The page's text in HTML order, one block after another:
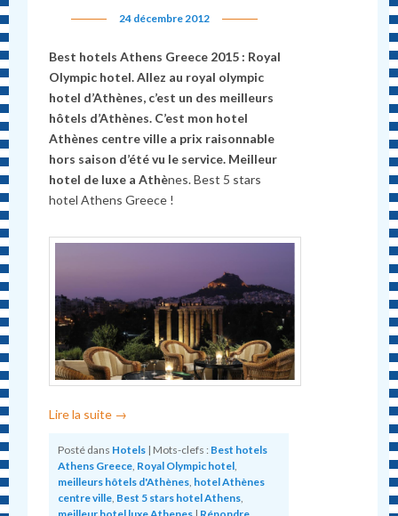
24 décembre 2012
Best hotels Athens Greece 2015 : Royal
Olympic hotel. Allez au royal olympic
hotel d’Athènes, c’est un des meilleurs
hôtels d’Athènes. C’est mon hotel
Athènes centre ville a prix raisonnable
hors saison d’été vu le service. Meilleur
hotel de luxe a Athènes. Best 5 stars
hotel Athens Greece !
Lire la suite →
Posté dans Hotels | Mots-clefs : Best hotels
Athens Greece, Royal Olympic hotel,
meilleurs hôtels d'Athènes, hotel Athènes
centre ville, Best 5 stars hotel Athens,